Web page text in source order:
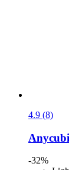
4.9 (8)
-32%